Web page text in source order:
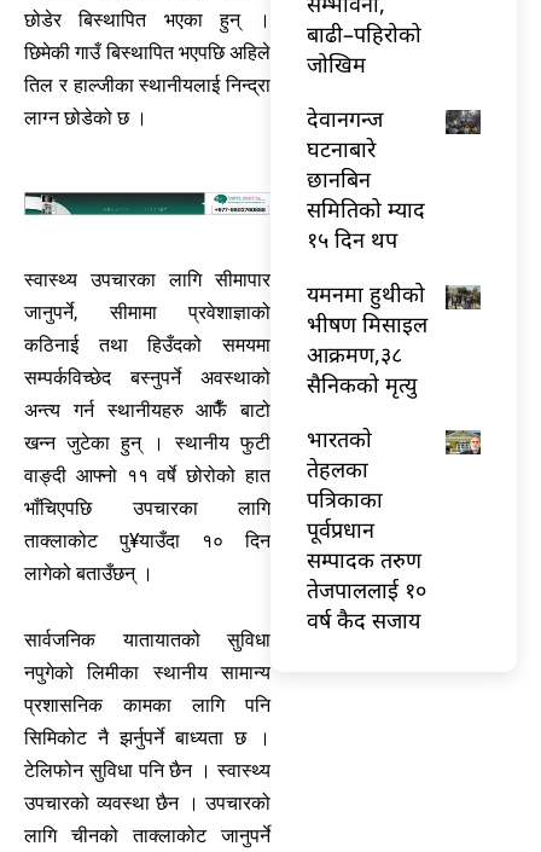
छोडेर बिस्थापित भएका हुन् ।
छिमेकी गाउँ बिस्थापित भएपछि अहिले
तिल र हाल्जीका स्थानीयलाई निन्द्रा
लाग्न छोडेको छ ।
स्वास्थ्य उपचारका लागि सीमापार
जानुपर्ने, सीमामा प्रवेशाज्ञाको
कठिनाई तथा हिउँदको समयमा
सम्पर्कविच्छेद बस्नुपर्ने अवस्थाको
अन्त्य गर्न स्थानीयहरु आफैँ बाटो
खन्न जुटेका हुन् । स्थानीय फुटी
वाङ्दी आफ्नो ११ वर्षे छोरोको हात
भाँचिएपछि उपचारका लागि
ताक्लाकोट पु¥याउँदा १० दिन
लागेको बताउँछन् ।
सार्वजनिक यातायातको सुविधा
नपुगेको लिमीका स्थानीय सामान्य
प्रशासनिक कामका लागि पनि
सिमिकोट नै झर्नुपर्ने बाध्यता छ ।
टेलिफोन सुविधा पनि छैन । स्वास्थ्य
उपचारको व्यवस्था छैन । उपचारको
लागि चीनको ताक्लाकोट जानुपर्ने
बाढी–पहिरोको
जोखिम
देवानगन्ज
घटनाबारे
छानबिन
समितिको म्याद
१५ दिन थप
यमनमा हुथीको
भीषण मिसाइल
आक्रमण,३८
सैनिकको मृत्यु
भारतकाे
तेहलका
पत्रिकाका
पूर्वप्रधान
सम्पादक तरुण
तेजपाललाई १०
वर्ष कैद सजाय